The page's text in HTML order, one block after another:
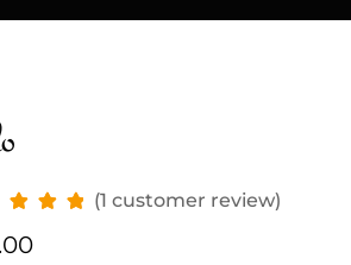
(1 customer review)